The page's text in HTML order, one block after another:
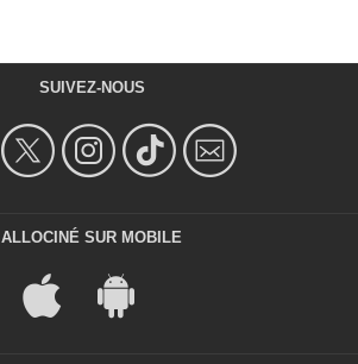
SUIVEZ-NOUS
ALLOCINÉ SUR MOBILE